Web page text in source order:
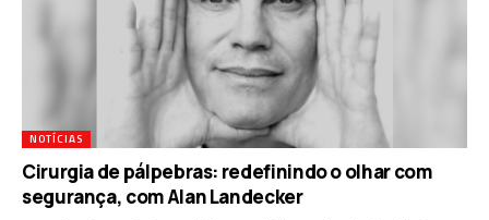
NOTÍCIAS
Cirurgia de pálpebras: redefinindo o olhar com
segurança, com Alan Landecker